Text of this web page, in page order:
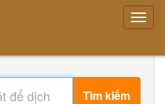
Tìm kiếm